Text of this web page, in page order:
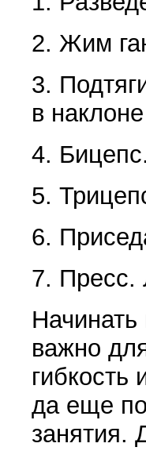
2. Жим
3.
в
4.
5.
6.
7. Пресс.
важно
гибкость
да еще
занятия.